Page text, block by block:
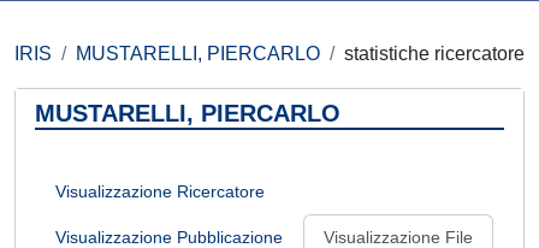
IRIS MUSTARELLI, PIERCARLO statistiche ricercatore
MUSTARELLI, PIERCARLO
Visualizzazione Ricercatore
Visualizzazione Pubblicazione Visualizzazione File